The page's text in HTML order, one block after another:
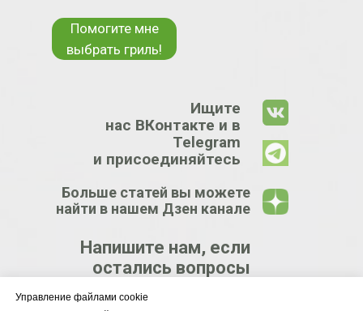
Управление файлами cookie
Напишите нам, если
остались вопросы
Ищите
нас ВКонтакте и в
Telegram
и присоединяйтесь
Помогите мне
выбрать гриль!
Больше статей вы можете
найти в нашем Дзен канале